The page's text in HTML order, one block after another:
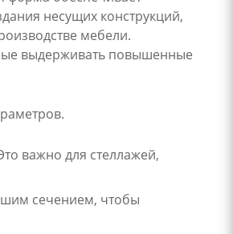
несущих конструкций,
мебели.
выдерживать повышенные
важно для стеллажей,
сечением, чтобы